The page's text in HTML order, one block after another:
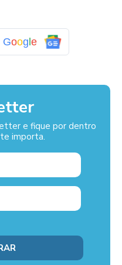
Google
e fique por dentro
importa.